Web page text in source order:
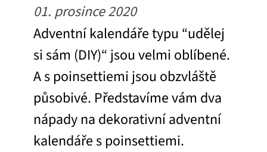
01. prosince 2020
Adventní kalendáře typu “udělej
si sám (DIY)“ jsou velmi oblíbené.
A s poinsettiemi jsou obzvláště
působivé. Představíme vám dva
nápady na dekorativní adventní
kalendáře s poinsettiemi.